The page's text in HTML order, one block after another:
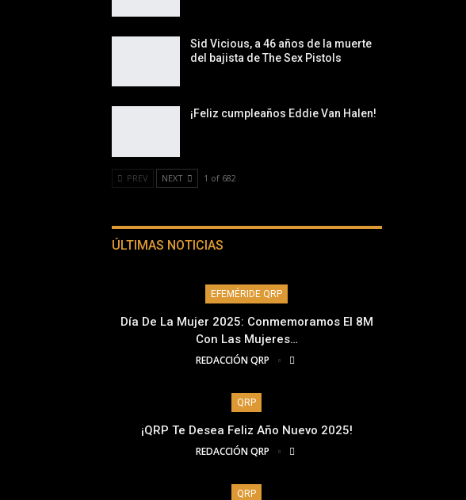
Sid Vicious, a 46 años de la muerte
del bajista de The Sex Pistols
¡Feliz cumpleaños Eddie Van Halen!
PREV NEXT 1 of 682
ÚLTIMAS NOTICIAS
EFEMÉRIDE QRP
Día De La Mujer 2025: Conmemoramos El 8M
Con Las Mujeres…
REDACCIÓN QRP
QRP
¡QRP Te Desea Feliz Año Nuevo 2025!
REDACCIÓN QRP
QRP